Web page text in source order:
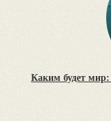
Каким будет мир: